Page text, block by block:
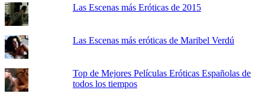
Las Escenas más Eróticas de 2015
Las Escenas más eróticas de Maribel Verdú
Top de Mejores Películas Eróticas Españolas de
todos los tiempos